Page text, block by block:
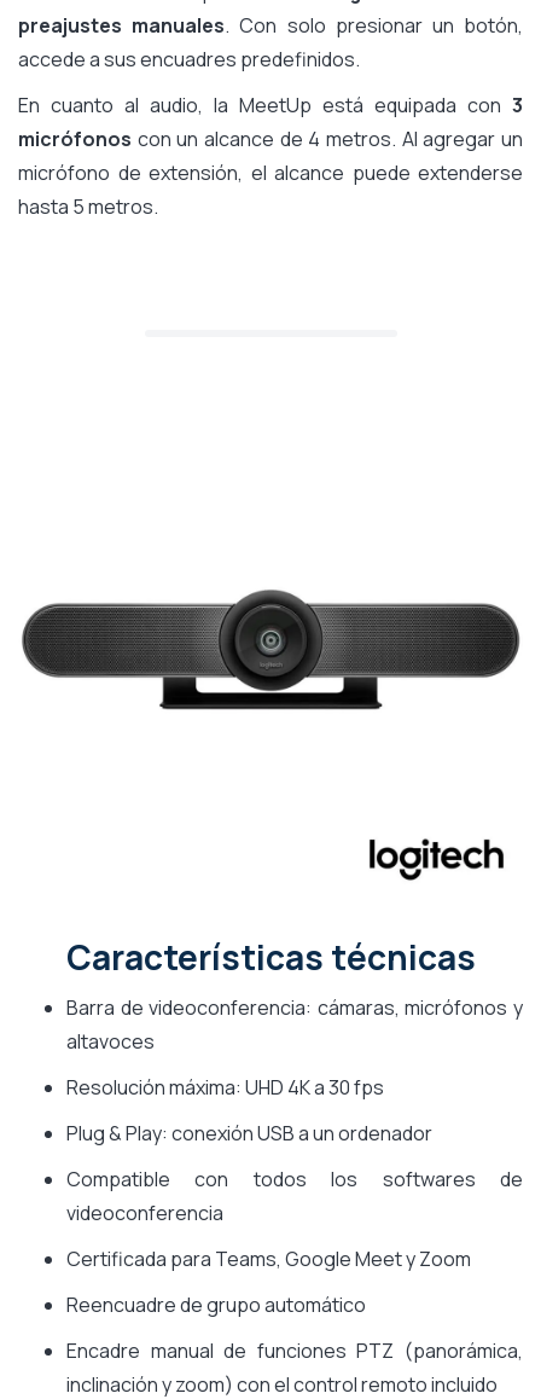
preajustes manuales. Con solo presionar un botón,
accede a sus encuadres predefinidos.
En cuanto al audio, la MeetUp está equipada con 3
micrófonos con un alcance de 4 metros. Al agregar un
micrófono de extensión, el alcance puede extenderse
hasta 5 metros.
Características técnicas
Barra de videoconferencia: cámaras, micrófonos y
altavoces
Resolución máxima: UHD 4K a 30 fps
Plug & Play: conexión USB a un ordenador
Compatible con todos los softwares de
videoconferencia
Certificada para Teams, Google Meet y Zoom
Reencuadre de grupo automático
Encadre manual de funciones PTZ (panorámica,
inclinación y zoom) con el control remoto incluido